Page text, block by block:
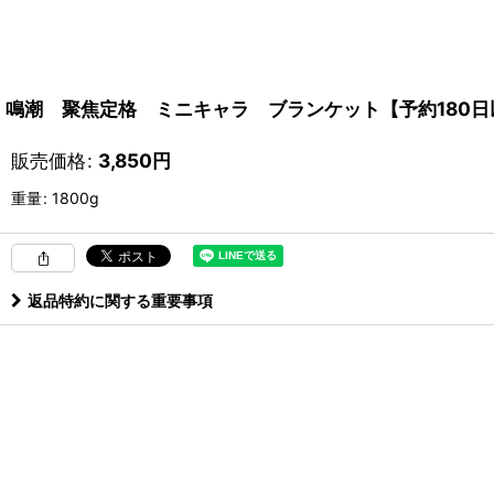
鳴潮 聚焦定格 ミニキャラ ブランケット【予約180日
販売価格: 3,850円
重量: 1800g
返品特約に関する重要事項